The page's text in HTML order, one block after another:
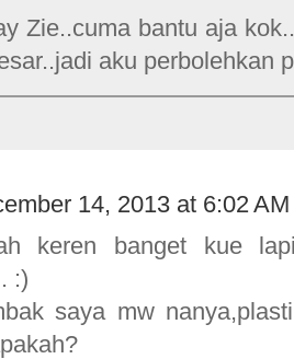
Zie..cuma bantu aja
aku perbolehkan
14, 2013 at 6:02 AM
keren banget kue
:)
saya mw